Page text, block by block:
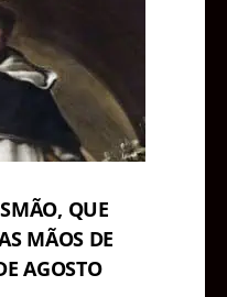
QUE
MÃOS DE
AGOSTO